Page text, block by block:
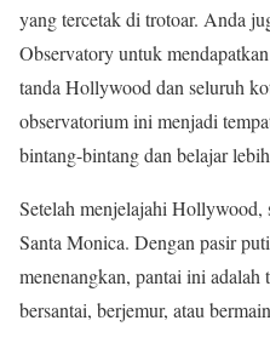
yang tercetak di trotoar. Anda
Observatory untuk
tanda Hollywood dan seluruh
observatorium ini menjadi
bintang-bintang dan belajar
Setelah menjelajahi Hollywood,
Santa Monica. Dengan pasir
menenangkan, pantai ini
bersantai, berjemur, atau